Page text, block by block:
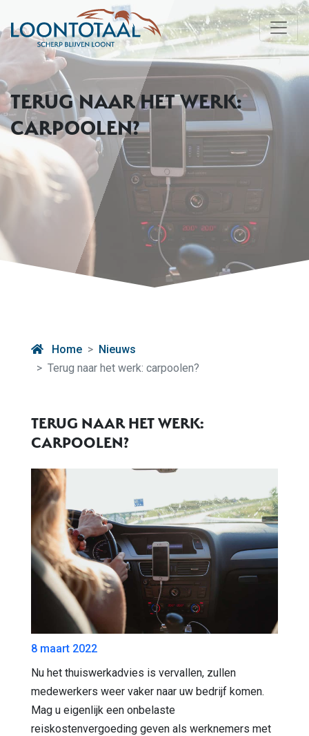
TERUG NAAR HET WERK:
CARPOOLEN?
Home
Nieuws
Terug naar het werk: carpoolen?
TERUG NAAR HET WERK:
CARPOOLEN?
8 maart 2022
Nu het thuiswerkadvies is vervallen, zullen
medewerkers weer vaker naar uw bedrijf komen.
Mag u eigenlijk een onbelaste
reiskostenvergoeding geven als werknemers met